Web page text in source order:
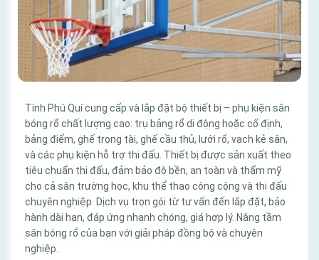
Tính Phú Quí cung cấp và lắp đặt bộ thiết bị – phụ kiện sân
bóng rổ chất lượng cao: trụ bảng rổ di động hoặc cố định,
bảng điểm, ghế trọng tài, ghế cầu thủ, lưới rổ, vạch kẻ sân,
và các phụ kiện hỗ trợ thi đấu. Thiết bị được sản xuất theo
tiêu chuẩn thi đấu, đảm bảo độ bền, an toàn và thẩm mỹ
cho cả sân trường học, khu thể thao công cộng và thi đấu
chuyên nghiệp. Dịch vụ trọn gói từ tư vấn đến lắp đặt, bảo
hành dài hạn, đáp ứng nhanh chóng, giá hợp lý. Nâng tầm
sân bóng rổ của bạn với giải pháp đồng bộ và chuyên
nghiệp.